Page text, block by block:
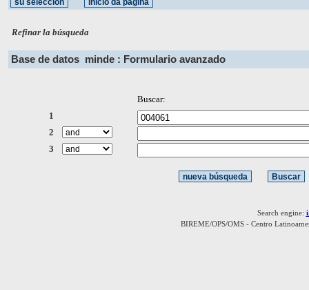
Refinar la búsqueda
Base de datos minde : Formulario avanzado
Buscar:
1
2
3
Search engine:
BIREME/OPS/OMS - Centro